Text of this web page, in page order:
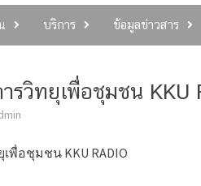
บริการ ข้อมูลข่าวสาร
รวิทยุเพื่อชุมชน KKU
อชุมชน KKU RADIO